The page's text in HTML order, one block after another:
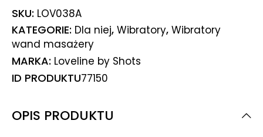
SKU: LOV038A
KATEGORIE: Dla niej, Wibratory, Wibratory
wand masażery
MARKA: Loveline by Shots
ID PRODUKTU77150
OPIS PRODUKTU